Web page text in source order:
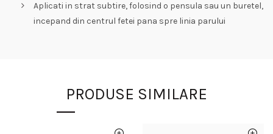
Aplicati in strat subtire, folosind o pensula sau un buretel,
incepand din centrul fetei pana spre linia parului
PRODUSE SIMILARE